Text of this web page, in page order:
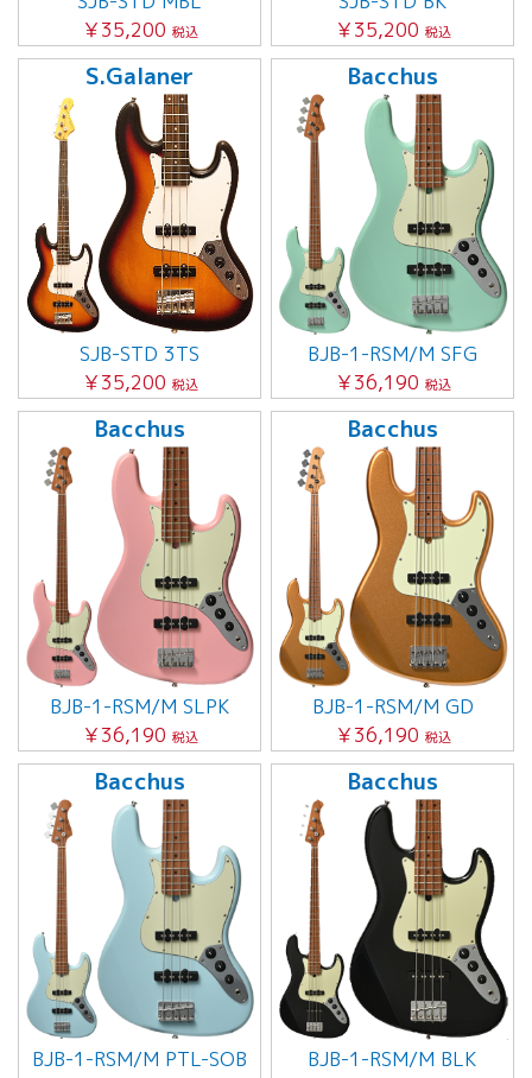
￥35,200 税込
￥35,200 税込
S.Galaner
SJB-STD 3TS
￥35,200 税込
Bacchus
BJB-1-RSM/M SFG
￥36,190 税込
Bacchus
BJB-1-RSM/M SLPK
￥36,190 税込
Bacchus
BJB-1-RSM/M GD
￥36,190 税込
Bacchus
BJB-1-RSM/M PTL-SOB
Bacchus
BJB-1-RSM/M BLK